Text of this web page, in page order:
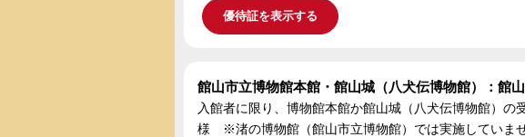
優待証を表示する
館山市立博物館本館・館山城（八犬伝博物館）：館
入館者に限り、博物館本館か館山城（八犬伝博物館）
様 ※渚の博物館（館山市立博物館）では実施していませ